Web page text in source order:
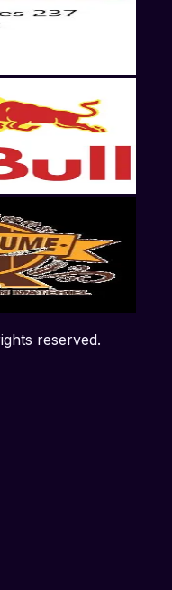
reserved.